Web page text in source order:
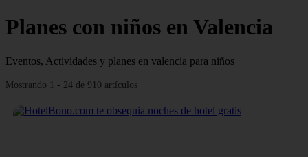
Planes con niños en Valencia
Eventos, Actividades y planes en valencia para niños
Mostrando 1 - 24 de 910 artículos